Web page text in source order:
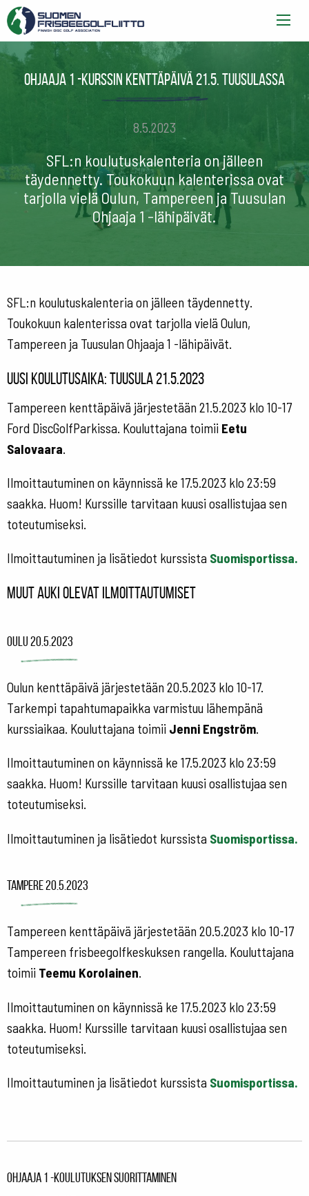
Ohjaaja 1 -kurssin kenttäpäivä 21.5. Tuusulassa
8.5.2023
SFL:n koulutuskalenteria on jälleen
täydennetty. Toukokuun kalenterissa ovat
tarjolla vielä Oulun, Tampereen ja Tuusulan
Ohjaaja 1 -lähipäivät.
SFL:n koulutuskalenteria on jälleen täydennetty.
Toukokuun kalenterissa ovat tarjolla vielä Oulun,
Tampereen ja Tuusulan Ohjaaja 1 -lähipäivät.
Uusi koulutusaika: Tuusula 21.5.2023
Tampereen kenttäpäivä järjestetään 21.5.2023 klo 10-17
Ford DiscGolfParkissa. Kouluttajana toimii Eetu
Salovaara.
Ilmoittautuminen on käynnissä ke 17.5.2023 klo 23:59
saakka. Huom! Kurssille tarvitaan kuusi osallistujaa sen
toteutumiseksi.
Ilmoittautuminen ja lisätiedot kurssista Suomisportissa.
Muut auki olevat ilmoittautumiset
Oulu 20.5.2023
Oulun kenttäpäivä järjestetään 20.5.2023 klo 10-17.
Tarkempi tapahtumapaikka varmistuu lähempänä
kurssiaikaa. Kouluttajana toimii Jenni Engström.
Ilmoittautuminen on käynnissä ke 17.5.2023 klo 23:59
saakka. Huom! Kurssille tarvitaan kuusi osallistujaa sen
toteutumiseksi.
Ilmoittautuminen ja lisätiedot kurssista Suomisportissa.
Tampere 20.5.2023
Tampereen kenttäpäivä järjestetään 20.5.2023 klo 10-17
Tampereen frisbeegolfkeskuksen rangella. Kouluttajana
toimii Teemu Korolainen.
Ilmoittautuminen on käynnissä ke 17.5.2023 klo 23:59
saakka. Huom! Kurssille tarvitaan kuusi osallistujaa sen
toteutumiseksi.
Ilmoittautuminen ja lisätiedot kurssista Suomisportissa.
Ohjaaja 1 -koulutuksen suorittaminen